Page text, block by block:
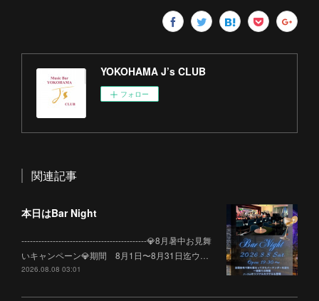
YOKOHAMA J’s CLUB
フォロー
関連記事
本日はBar Night
--------------------------------------------💎8月暑中お見舞
いキャンペーン💎期間 8月1日〜8月31日迄ウ…
2026.08.08 03:01